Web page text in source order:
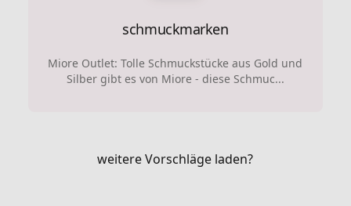
schmuckmarken
Miore Outlet: Tolle Schmuckstücke aus Gold und
Silber gibt es von Miore - diese Schmuc...
weitere Vorschläge laden?